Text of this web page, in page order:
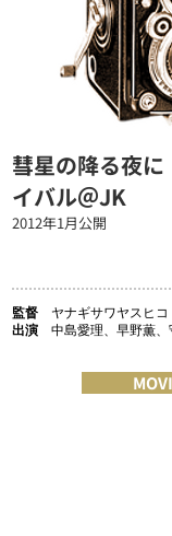
彗星の降る夜
イバル＠JK
2012年1月公開
監督 ヤナギサワヤスヒコ
出演 中島愛理、早野薫